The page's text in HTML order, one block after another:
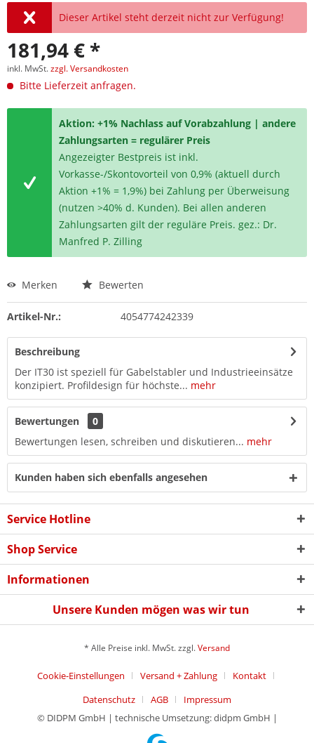
Dieser Artikel steht derzeit nicht zur Verfügung!
181,94 € *
inkl. MwSt.zzgl. Versandkosten
Bitte Lieferzeit anfragen.
Aktion: +1% Nachlass auf Vorabzahlung | andere
Zahlungsarten = regulärer Preis
Angezeigter Bestpreis ist inkl.
Vorkasse-/Skontovorteil von 0,9% (aktuell durch
Aktion +1% = 1,9%) bei Zahlung per Überweisung
(nutzen >40% d. Kunden). Bei allen anderen
Zahlungsarten gilt der reguläre Preis. gez.: Dr.
Manfred P. Zilling
Merken Bewerten
Artikel-Nr.: 4054774242339
Beschreibung
Der IT30 ist speziell für Gabelstabler und Industrieeinsätze
konzipiert. Profildesign für höchste... mehr
Bewertungen
0
Bewertungen lesen, schreiben und diskutieren... mehr
Kunden haben sich ebenfalls angesehen
Service Hotline
Shop Service
Informationen
Unsere Kunden mögen was wir tun
* Alle Preise inkl. MwSt. zzgl.Versand
Cookie-Einstellungen Versand + Zahlung
Kontakt
Datenschutz
AGB
Impressum
© DIDPM GmbH | technische Umsetzung: didpm GmbH |